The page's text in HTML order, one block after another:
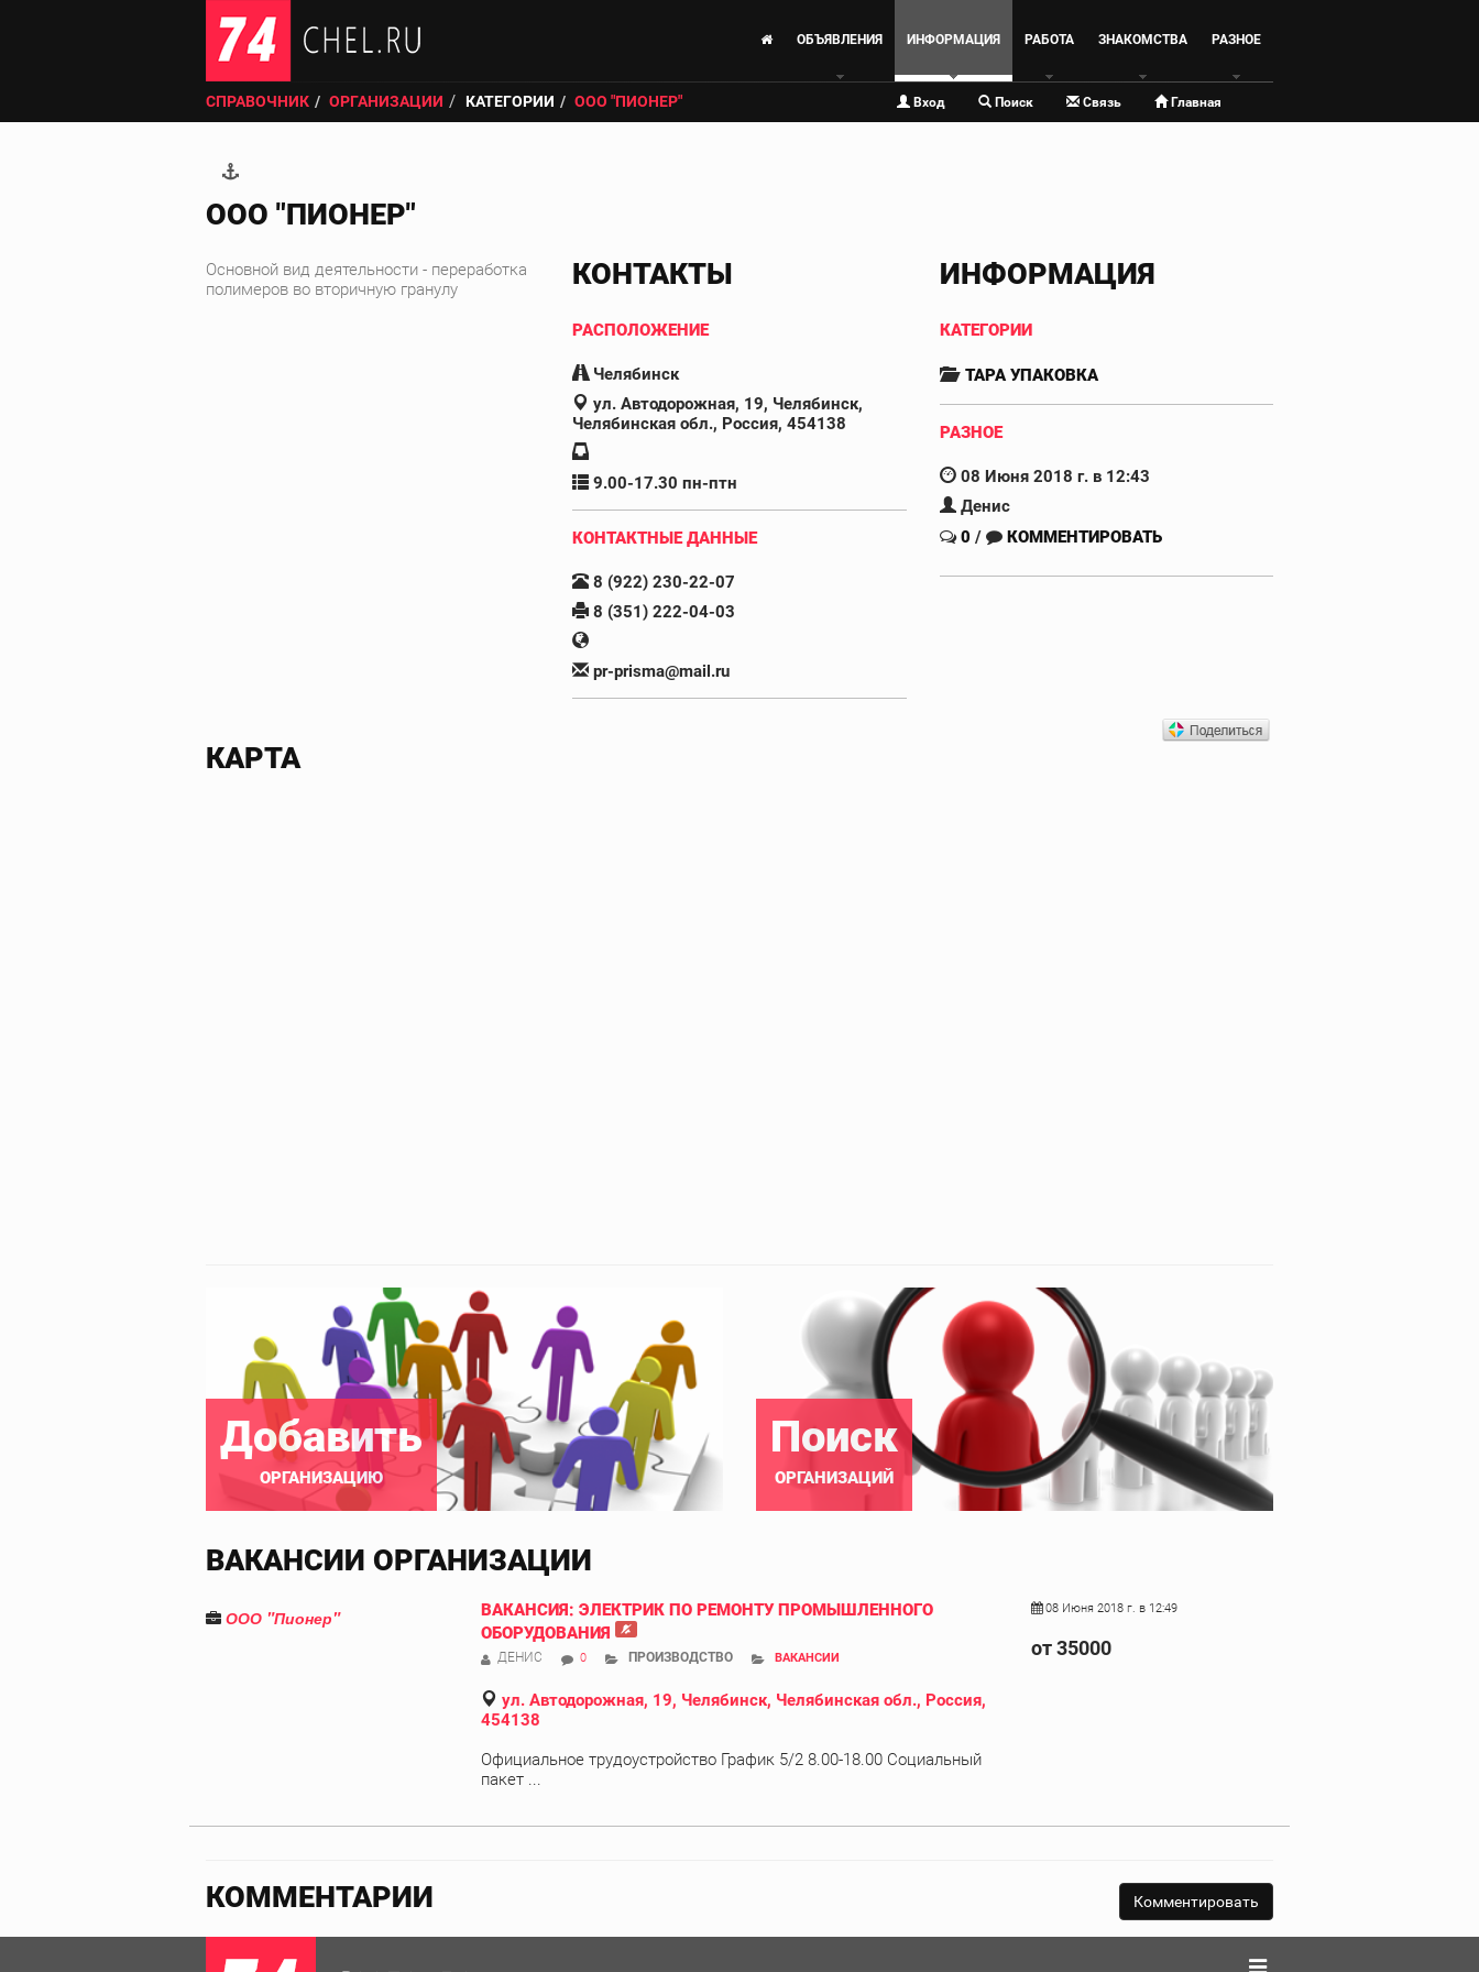
ОБЪЯВЛЕНИЯ ИНФОРМАЦИЯ РАБОТА ЗНАКОМСТВА РАЗНОЕ
СПРАВОЧНИК ОРГАНИЗАЦИИ КАТЕГОРИИ ООО "ПИОНЕР" Вход Поиск Связь Главная
ООО "ПИОНЕР"
Основной вид деятельности - переработка
полимеров во вторичную гранулу
КОНТАКТЫ
РАСПОЛОЖЕНИЕ
Челябинск
ул. Автодорожная, 19, Челябинск,
Челябинская обл., Россия, 454138
9.00-17.30 пн-птн
КОНТАКТНЫЕ ДАННЫЕ
8 (922) 230-22-07
8 (351) 222-04-03
pr-prisma@mail.ru
ИНФОРМАЦИЯ
КАТЕГОРИИ
ТАРА УПАКОВКА
РАЗНОЕ
08 Июня 2018 г. в 12:43
Денис
0 / КОММЕНТИРОВАТЬ
КАРТА
Добавить
ОРГАНИЗАЦИЮ
Поиск
ОРГАНИЗАЦИЙ
ВАКАНСИИ ОРГАНИЗАЦИИ
ООО "Пионер"
ВАКАНСИЯ: ЭЛЕКТРИК ПО РЕМОНТУ ПРОМЫШЛЕННОГО
ОБОРУДОВАНИЯ
ДЕНИС 0 ПРОИЗВОДСТВО ВАКАНСИИ
ул. Автодорожная, 19, Челябинск, Челябинская обл., Россия,
454138
Официальное трудоустройство График 5/2 8.00-18.00 Социальный
пакет ...
08 Июня 2018 г. в 12:49
от 35000
КОММЕНТАРИИ